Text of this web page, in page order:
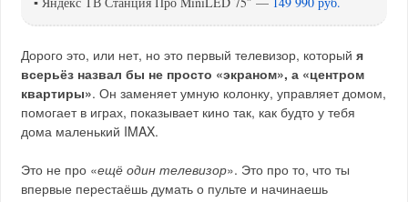
Дорого это, или нет, но это первый телевизор, которыйя
всерьёз назвал бы не просто «экраном», а «центром
квартиры». Он заменяет умную колонку, управляет домом,
помогает в играх, показывает кино так, как будто у тебя
дома маленький IMAX.
Это не про «ещё один телевизор». Это про то, что ты
впервые перестаёшь думать о пульте и начинаешь